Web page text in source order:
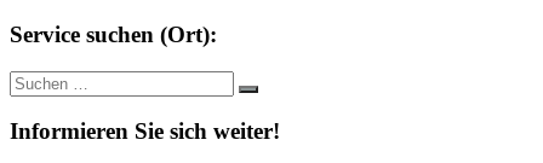
Service suchen (Ort):
Suche
nach:
Suchen
Informieren Sie sich weiter!